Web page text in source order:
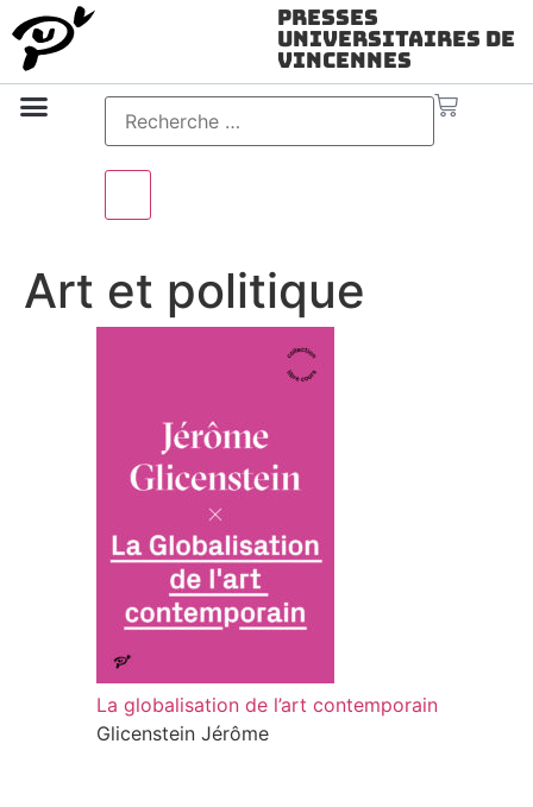
Presses
Universitaires de
Vincennes
Art et politique
La globalisation de l’art contemporain
Glicenstein Jérôme